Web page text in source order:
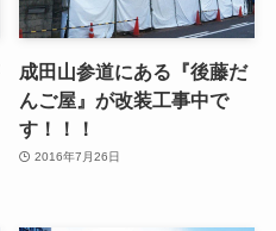
成田山参道にある『後藤だ
んご屋』が改装工事中で
す！！！
2016年7月26日